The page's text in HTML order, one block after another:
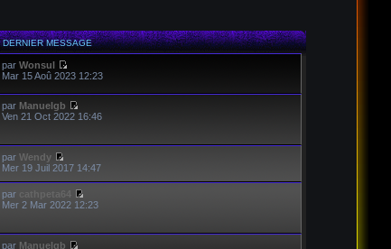
DERNIER MESSAGE
parWonsul
Mar 15 Aoû 2023 12:23
par Manuelgb
Ven 21 Oct 2022 16:46
parWendy
Mer 19 Juil 2017 14:47
par
Mer 2 Mar 2022 12:23
par Manuelgb